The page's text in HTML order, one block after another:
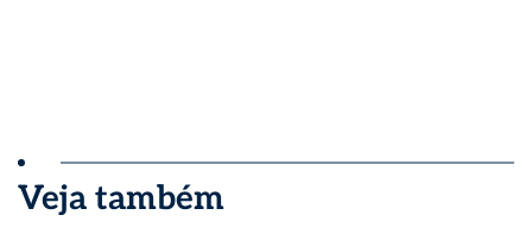
Veja também